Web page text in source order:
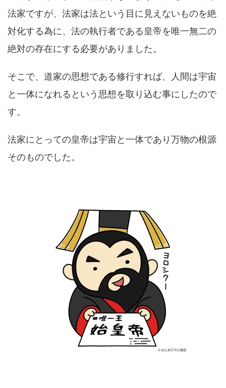
法家ですが、法家は法という目に見えないものを絶
対化する為に、法の執行者である皇帝を唯一無二の
絶対の存在にする必要がありました。
そこで、道家の思想である修行すれば、人間は宇宙
と一体になれるという思想を取り込む事にしたので
す。
法家にとっての皇帝は宇宙と一体であり万物の根源
そのものでした。